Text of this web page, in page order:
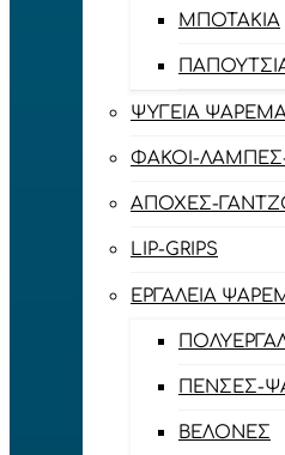
ΜΠΟΤΆΚΙΑ
ΨΥΓΕΊΑ
ΦΑΚΟΊ-
ΑΠΌΧΕΣ-
LIP-GRIPS
EΡΓΑΛΕΊΑ
ΠΈΝΣΕΣ-
ΒΕΛΌΝΕΣ